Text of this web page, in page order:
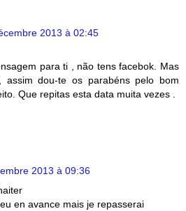
2013 à 02:45
para ti , não tens facebok. Mas
assim dou-te os parabéns pelo bom
Que repitas esta data muita vezes .
2013 à 09:36
en avance mais je repasserai